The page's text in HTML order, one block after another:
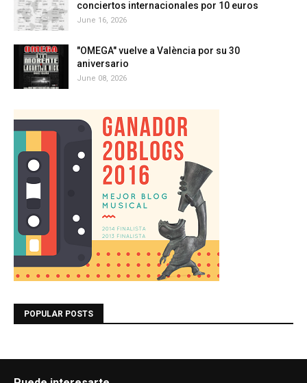
conciertos internacionales por 10 euros
June 16, 2026
"OMEGA" vuelve a València por su 30
aniversario
June 08, 2026
POPULAR POSTS